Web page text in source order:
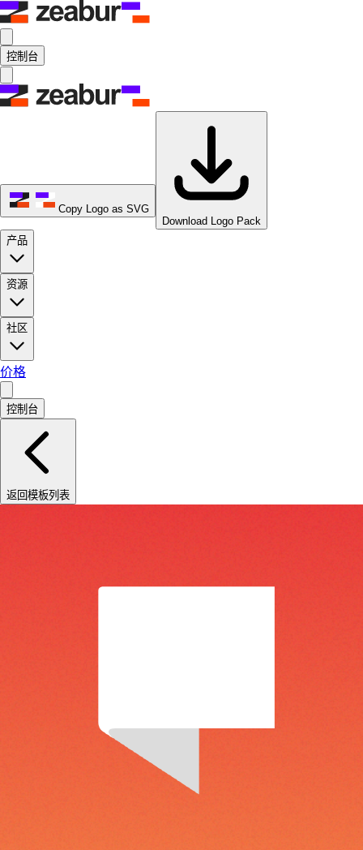
控制台
Copy Logo as SVG
Download Logo Pack
产品
资源
社区
价格
控制台
返回模板列表